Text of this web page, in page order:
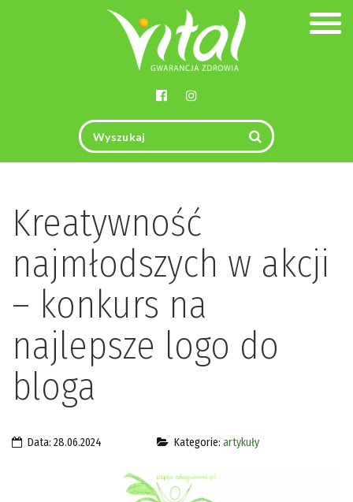
Kreatywność
najmłodszych w akcji
– konkurs na
najlepsze logo do
bloga
Data: 28.06.2024 Kategorie: artykuły